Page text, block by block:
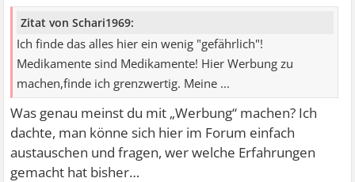
Zitat von Schari1969:
Ich finde das alles hier ein wenig "gefährlich"!
Medikamente sind Medikamente! Hier Werbung zu
machen,finde ich grenzwertig. Meine ...
Was genau meinst du mit „Werbung“ machen? Ich
dachte, man könne sich hier im Forum einfach
austauschen und fragen, wer welche Erfahrungen
gemacht hat bisher…